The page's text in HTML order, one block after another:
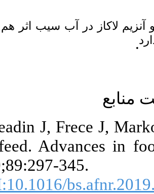
در آب سیب اثر هم افزایی
1. Pleadin J, Frece
and feed.
2019;89:297-345.
[DOI:10.1016/